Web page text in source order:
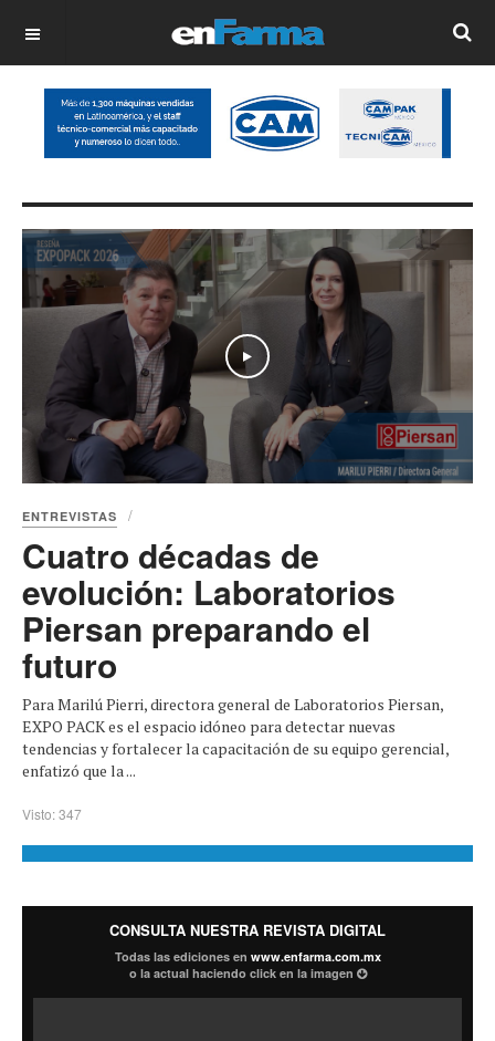
OFF CANVAS
Play
ENTREVISTAS
Cuatro décadas de
evolución: Laboratorios
Piersan preparando el
futuro
Para Marilú Pierri, directora general de Laboratorios Piersan,
EXPO PACK es el espacio idóneo para detectar nuevas
tendencias y fortalecer la capacitación de su equipo gerencial,
enfatizó que la ...
Visto: 347
CONSULTA NUESTRA REVISTA DIGITAL
Todas las ediciones en www.enfarma.com.mx
o la actual haciendo click en la imagen